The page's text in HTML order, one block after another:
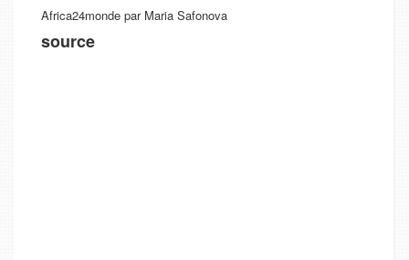
Africa24monde par Maria Safonova
source